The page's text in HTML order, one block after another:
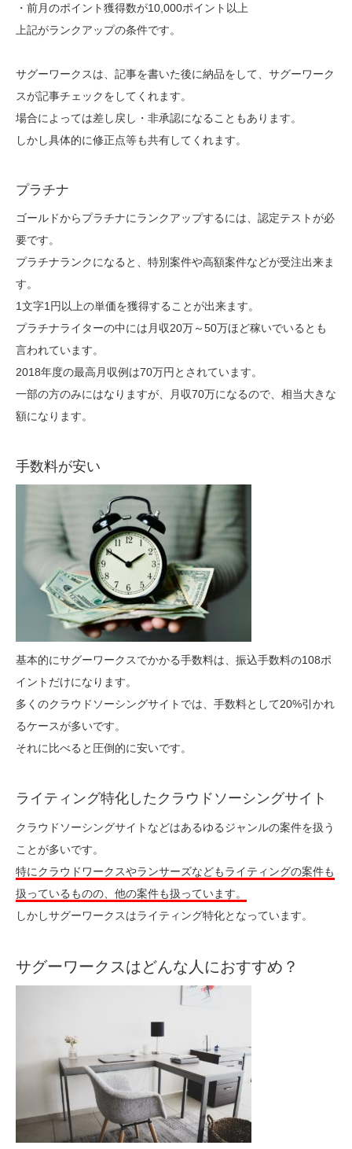
・前月のポイント獲得数が10,000ポイント以上
上記がランクアップの条件です。
サグーワークスは、記事を書いた後に納品をして、サグーワーク
スが記事チェックをしてくれます。
場合によっては差し戻し・非承認になることもあります。
しかし具体的に修正点等も共有してくれます。
プラチナ
ゴールドからプラチナにランクアップするには、認定テストが必
要です。
プラチナランクになると、特別案件や高額案件などが受注出来ま
す。
1文字1円以上の単価を獲得することが出来ます。
プラチナライターの中には月収20万～50万ほど稼いでいるとも
言われています。
2018年度の最高月収例は70万円とされています。
一部の方のみにはなりますが、月収70万になるので、相当大きな
額になります。
手数料が安い
基本的にサグーワークスでかかる手数料は、振込手数料の108ポ
イントだけになります。
多くのクラウドソーシングサイトでは、手数料として20%引かれ
るケースが多いです。
それに比べると圧倒的に安いです。
ライティング特化したクラウドソーシングサイト
クラウドソーシングサイトなどはあるゆるジャンルの案件を扱う
ことが多いです。
特にクラウドワークスやランサーズなどもライティングの案件も
扱っているものの、他の案件も扱っています。
しかしサグーワークスはライティング特化となっています。
サグーワークスはどんな人におすすめ？